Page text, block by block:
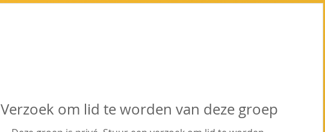
Verzoek om lid te worden van deze groep